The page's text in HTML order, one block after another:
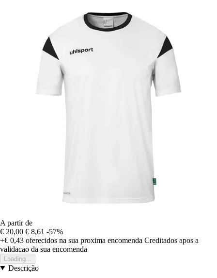
A partir de
€ 20,00 € 8,61 -57%
+€ 0,43 oferecidos na sua proxima encomenda Creditados apos a
validacao da sua encomenda
Loading...
Descrição